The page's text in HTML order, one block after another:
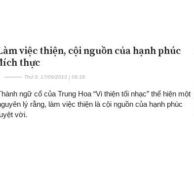
việc thiện, cội nguồn của hạnh phúc
thực
Thứ 3, 17/09/2013 | 09:18
ngữ cổ của Trung Hoa “Vi thiện tối nhạc” thể hiện một
lý rằng, làm việc thiện là cội nguồn của hạnh phúc
vời.